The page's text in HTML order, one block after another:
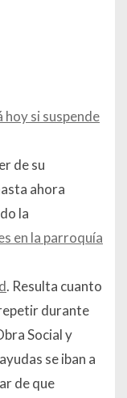
hoy si suspende
de su
ahora
la
en la parroquía
. Resulta cuanto
durante
Social y
se iban a
de que